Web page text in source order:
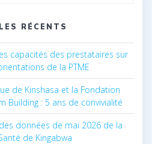
RÉCENTS
capacités des prestataires sur
de la PTME
de Kinshasa et la Fondation
Building : 5 ans de convivialité
données de mai 2026 de la
de Kingabwa